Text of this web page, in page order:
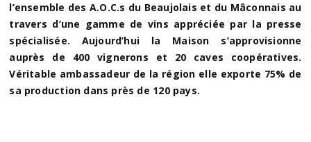
l’ensemble des A.O.C.s du Beaujolais et du Mâconnais au
travers d’une gamme de vins appréciée par la presse
spécialisée. Aujourd’hui la Maison s’approvisionne
auprès de 400 vignerons et 20 caves coopératives.
Véritable ambassadeur de la région elle exporte 75% de
sa production dans près de 120 pays.